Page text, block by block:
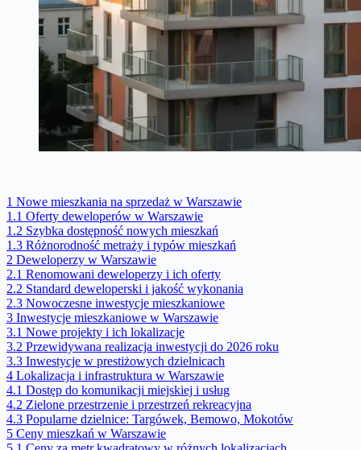
1 Nowe mieszkania na sprzedaż w Warszawie
1.1 Oferty deweloperów w Warszawie
1.2 Szybka dostępność nowych mieszkań
1.3 Różnorodność metraży i typów mieszkań
2 Deweloperzy w Warszawie
2.1 Renomowani deweloperzy i ich oferty
2.2 Standard deweloperski i jakość wykonania
2.3 Nowoczesne inwestycje mieszkaniowe
3 Inwestycje mieszkaniowe w Warszawie
3.1 Nowe projekty i ich lokalizacje
3.2 Przewidywana realizacja inwestycji do 2026 roku
3.3 Inwestycje w prestiżowych dzielnicach
4 Lokalizacja i infrastruktura w Warszawie
4.1 Dostęp do komunikacji miejskiej i usług
4.2 Zielone przestrzenie i przestrzeń rekreacyjna
4.3 Popularne dzielnice: Targówek, Bemowo, Mokotów
5 Ceny mieszkań w Warszawie